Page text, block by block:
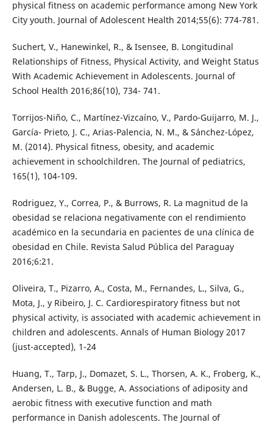
physical fitness on academic performance among New York
City youth. Journal of Adolescent Health 2014;55(6): 774-781.
Suchert, V., Hanewinkel, R., & Isensee, B. Longitudinal
Relationships of Fitness, Physical Activity, and Weight Status
With Academic Achievement in Adolescents. Journal of
School Health 2016;86(10), 734- 741.
Torrijos-Niño, C., Martínez-Vizcaíno, V., Pardo-Guijarro, M. J.,
García- Prieto, J. C., Arias-Palencia, N. M., & Sánchez-López,
M. (2014). Physical fitness, obesity, and academic
achievement in schoolchildren. The Journal of pediatrics,
165(1), 104-109.
Rodriguez, Y., Correa, P., & Burrows, R. La magnitud de la
obesidad se relaciona negativamente con el rendimiento
académico en la secundaria en pacientes de una clínica de
obesidad en Chile. Revista Salud Pública del Paraguay
2016;6:21.
Oliveira, T., Pizarro, A., Costa, M., Fernandes, L., Silva, G.,
Mota, J., y Ribeiro, J. C. Cardiorespiratory fitness but not
physical activity, is associated with academic achievement in
children and adolescents. Annals of Human Biology 2017
(just-accepted), 1-24
Huang, T., Tarp, J., Domazet, S. L., Thorsen, A. K., Froberg, K.,
Andersen, L. B., & Bugge, A. Associations of adiposity and
aerobic fitness with executive function and math
performance in Danish adolescents. The Journal of